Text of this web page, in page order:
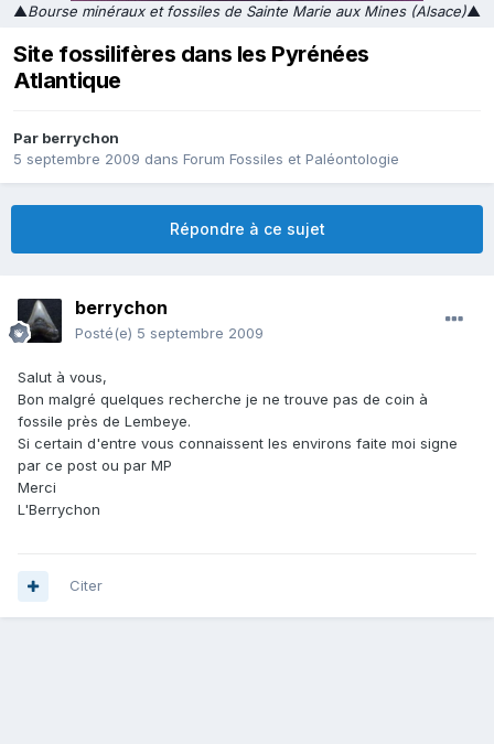
▲Bourse minéraux et fossiles de Sainte Marie aux Mines (Alsace)▲
Site fossilifères dans les Pyrénées
Atlantique
Par berrychon
5 septembre 2009 dans Forum Fossiles et Paléontologie
Répondre à ce sujet
berrychon
Posté(e) 5 septembre 2009
Salut à vous,
Bon malgré quelques recherche je ne trouve pas de coin à
fossile près de Lembeye.
Si certain d'entre vous connaissent les environs faite moi signe
par ce post ou par MP
Merci
L'Berrychon
Citer